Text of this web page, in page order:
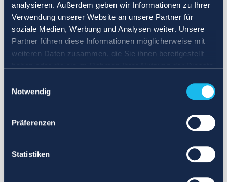
analysieren. Außerdem geben wir Informationen zu Ihrer
Verwendung unserer Website an unsere Partner für
soziale Medien, Werbung und Analysen weiter. Unsere
Partner führen diese Informationen möglicherweise mit
weiteren Daten zusammen, die Sie ihnen bereitgestellt
Notwendig
Präferenzen
Statistiken